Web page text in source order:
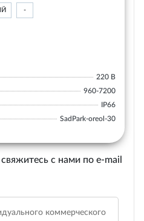
-
220 В
960-7200
IP66
SadPark-oreol-30
с нами по e-mail
коммерческого